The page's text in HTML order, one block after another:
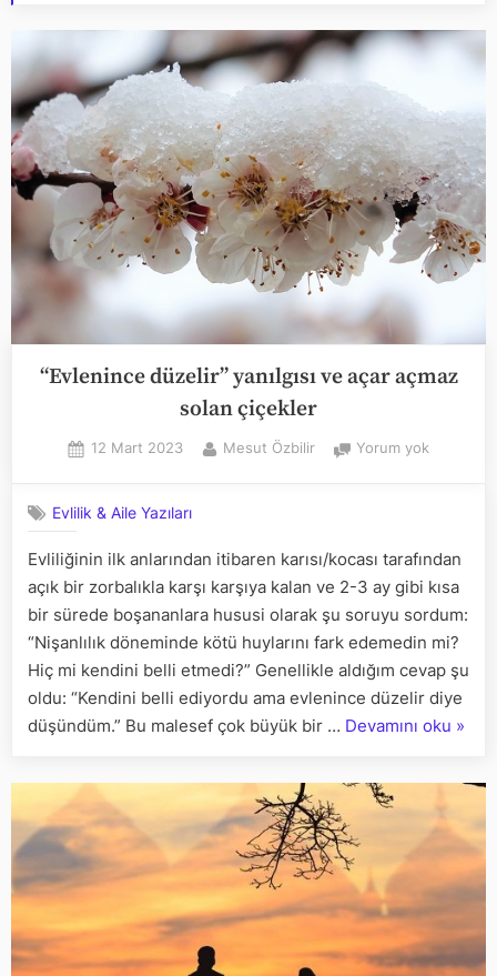
“Evlenince düzelir” yanılgısı ve açar açmaz
solan çiçekler
Posted
12 Mart 2023 By
Mesut Özbilir Yorum yok
açmaz
solan
çiçekler
Evlilik & Aile Yazıları
Evliliğinin ilk anlarından itibaren karısı/kocası tarafından
açık bir zorbalıkla karşı karşıya kalan ve 2-3 ay gibi kısa
bir sürede boşananlara hususi olarak şu soruyu sordum:
“Nişanlılık döneminde kötü huylarını fark edemedin mi?
Hiç mi kendini belli etmedi?” Genellikle aldığım cevap şu
oldu: “Kendini belli ediyordu ama evlenince düzelir diye
düşündüm.” Bu malesef çok büyük bir … Devamını oku
açar
solan
»